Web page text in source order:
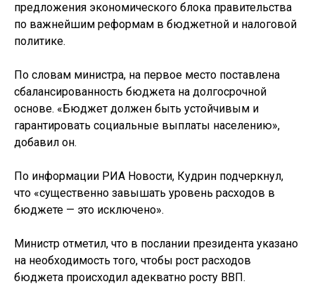
предложения экономического блока правительства
по важнейшим реформам в бюджетной и налоговой
политике.
По словам министра, на первое место поставлена
сбалансированность бюджета на долгосрочной
основе. «Бюджет должен быть устойчивым и
гарантировать социальные выплаты населению»,
добавил он.
По информации РИА Новости, Кудрин подчеркнул,
что «существенно завышать уровень расходов в
бюджете — это исключено».
Министр отметил, что в послании президента указано
на необходимость того, чтобы рост расходов
бюджета происходил адекватно росту ВВП.